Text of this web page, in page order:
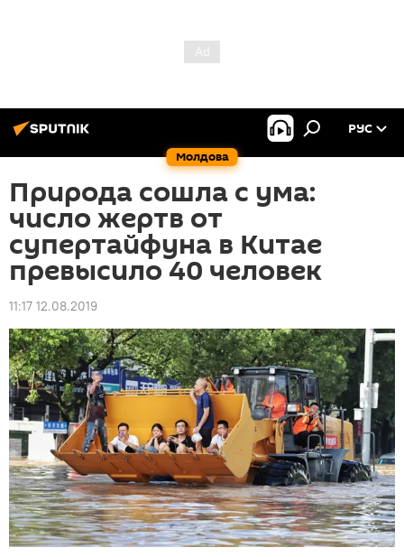
Молдова
РУС
Природа сошла с ума:
число жертв от
супертайфуна в Китае
превысило 40 человек
11:17 12.08.2019